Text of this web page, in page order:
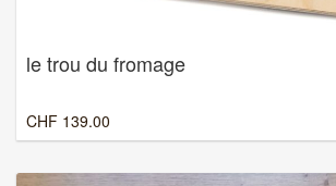
le trou du fromage
CHF 139.00